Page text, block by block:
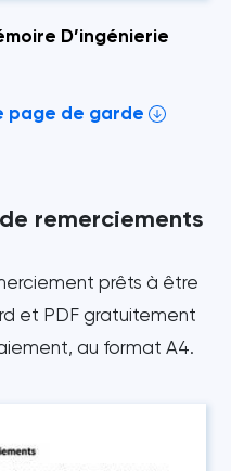
D’ingénierie
page de garde
remerciements
prêts à être
et PDF gratuitement
au format A4.